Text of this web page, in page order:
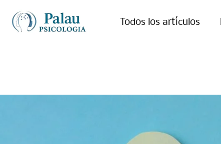
Todos los artículos